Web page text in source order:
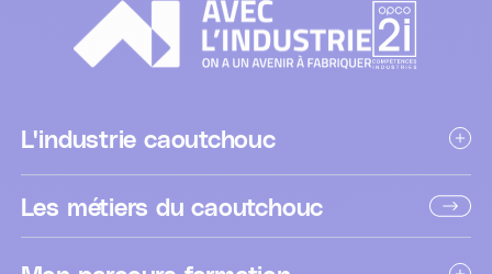
L'industrie caoutchouc
Les métiers du caoutchouc